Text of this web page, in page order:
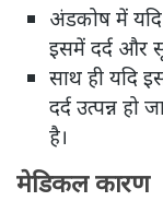
अंडकोष में
इसमें दर्द और
साथ ही यदि
दर्द उत्पन्न
है।
मेडिकल कारण